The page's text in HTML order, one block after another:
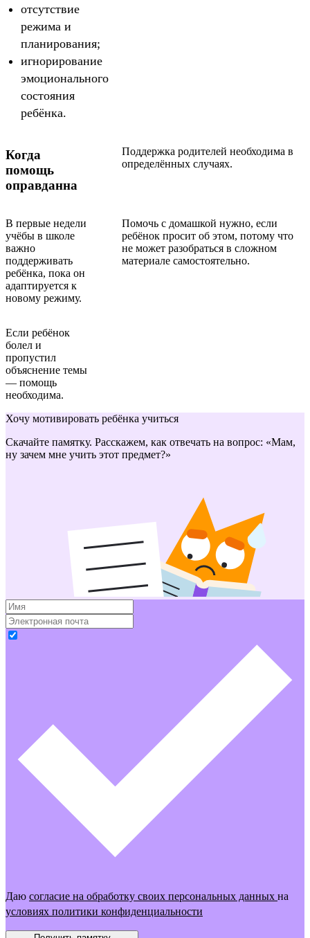
отсутствие
режима и
планирования;
игнорирование
эмоционального
состояния
ребёнка.
Когда
помощь
оправданна
Поддержка родителей необходима в
определённых случаях.
В первые недели
учёбы в школе
важно
поддерживать
ребёнка, пока он
адаптируется к
новому режиму.
Помочь с домашкой нужно, если
ребёнок просит об этом, потому что
не может разобраться в сложном
материале самостоятельно.
Если ребёнок
болел и
пропустил
объяснение темы
— помощь
необходима.
Хочу мотивировать ребёнка учиться
Скачайте памятку. Расскажем, как отвечать на вопрос: «Мам,
ну зачем мне учить этот предмет?»
Даю согласие на обработку своих персональных данных на
условиях политики конфиденциальности